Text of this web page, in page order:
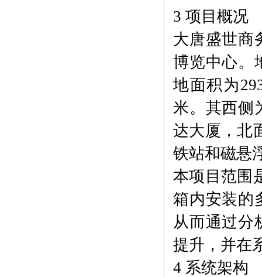
3 项目概况
大唐盛世商
博览中心。
地面积为
米。其西侧
达大厦，北
铁站和磁悬
本项目范围
箱内安装的
从而通过分
提升，并在
4 系统架构